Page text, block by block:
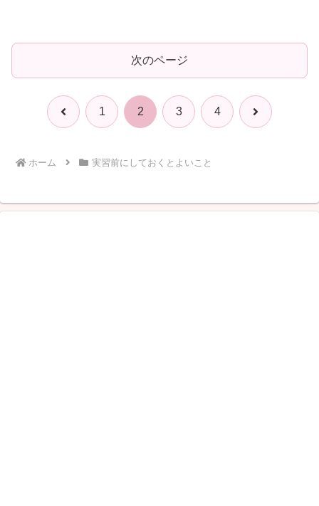
次のページ
前 1 2 3 4 次
ホーム 実習前にしておくとよいこと